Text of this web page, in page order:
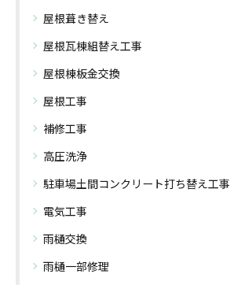
屋根葺き替え
屋根瓦棟組替え工事
屋根棟板金交換
屋根工事
補修工事
高圧洗浄
駐車場土間コンクリート打ち替え工事
電気工事
雨樋交換
雨樋一部修理